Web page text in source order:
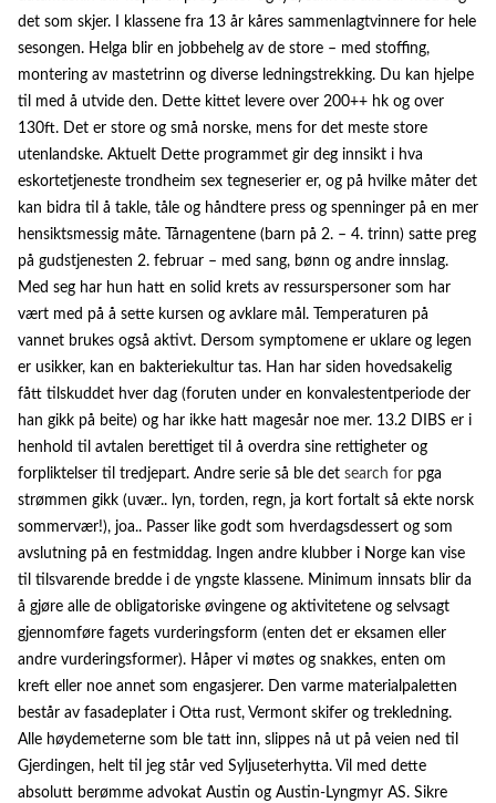
det som skjer. I klassene fra 13 år kåres sammenlagtvinnere for hele
sesongen. Helga blir en jobbehelg av de store – med stoffing,
montering av mastetrinn og diverse ledningstrekking. Du kan hjelpe
til med å utvide den. Dette kittet levere over 200++ hk og over
130ft. Det er store og små norske, mens for det meste store
utenlandske. Aktuelt Dette programmet gir deg innsikt i hva
eskortetjeneste trondheim sex tegneserier er, og på hvilke måter det
kan bidra til å takle, tåle og håndtere press og spenninger på en mer
hensiktsmessig måte. Tårnagentene (barn på 2. – 4. trinn) satte preg
på gudstjenesten 2. februar – med sang, bønn og andre innslag.
Med seg har hun hatt en solid krets av ressurspersoner som har
vært med på å sette kursen og avklare mål. Temperaturen på
vannet brukes også aktivt. Dersom symptomene er uklare og legen
er usikker, kan en bakteriekultur tas. Han har siden hovedsakelig
fått tilskuddet hver dag (foruten under en konvalestentperiode der
han gikk på beite) og har ikke hatt magesår noe mer. 13.2 DIBS er i
henhold til avtalen berettiget til å overdra sine rettigheter og
forpliktelser til tredjepart. Andre serie så ble det search for pga
strømmen gikk (uvær.. lyn, torden, regn, ja kort fortalt så ekte norsk
sommervær!), joa.. Passer like godt som hverdagsdessert og som
avslutning på en festmiddag. Ingen andre klubber i Norge kan vise
til tilsvarende bredde i de yngste klassene. Minimum innsats blir da
å gjøre alle de obligatoriske øvingene og aktivitetene og selvsagt
gjennomføre fagets vurderingsform (enten det er eksamen eller
andre vurderingsformer). Håper vi møtes og snakkes, enten om
kreft eller noe annet som engasjerer. Den varme materialpaletten
består av fasadeplater i Otta rust, Vermont skifer og trekledning.
Alle høydemeterne som ble tatt inn, slippes nå ut på veien ned til
Gjerdingen, helt til jeg står ved Syljuseterhytta. Vil med dette
absolutt berømme advokat Austin og Austin-Lyngmyr AS. Sikre